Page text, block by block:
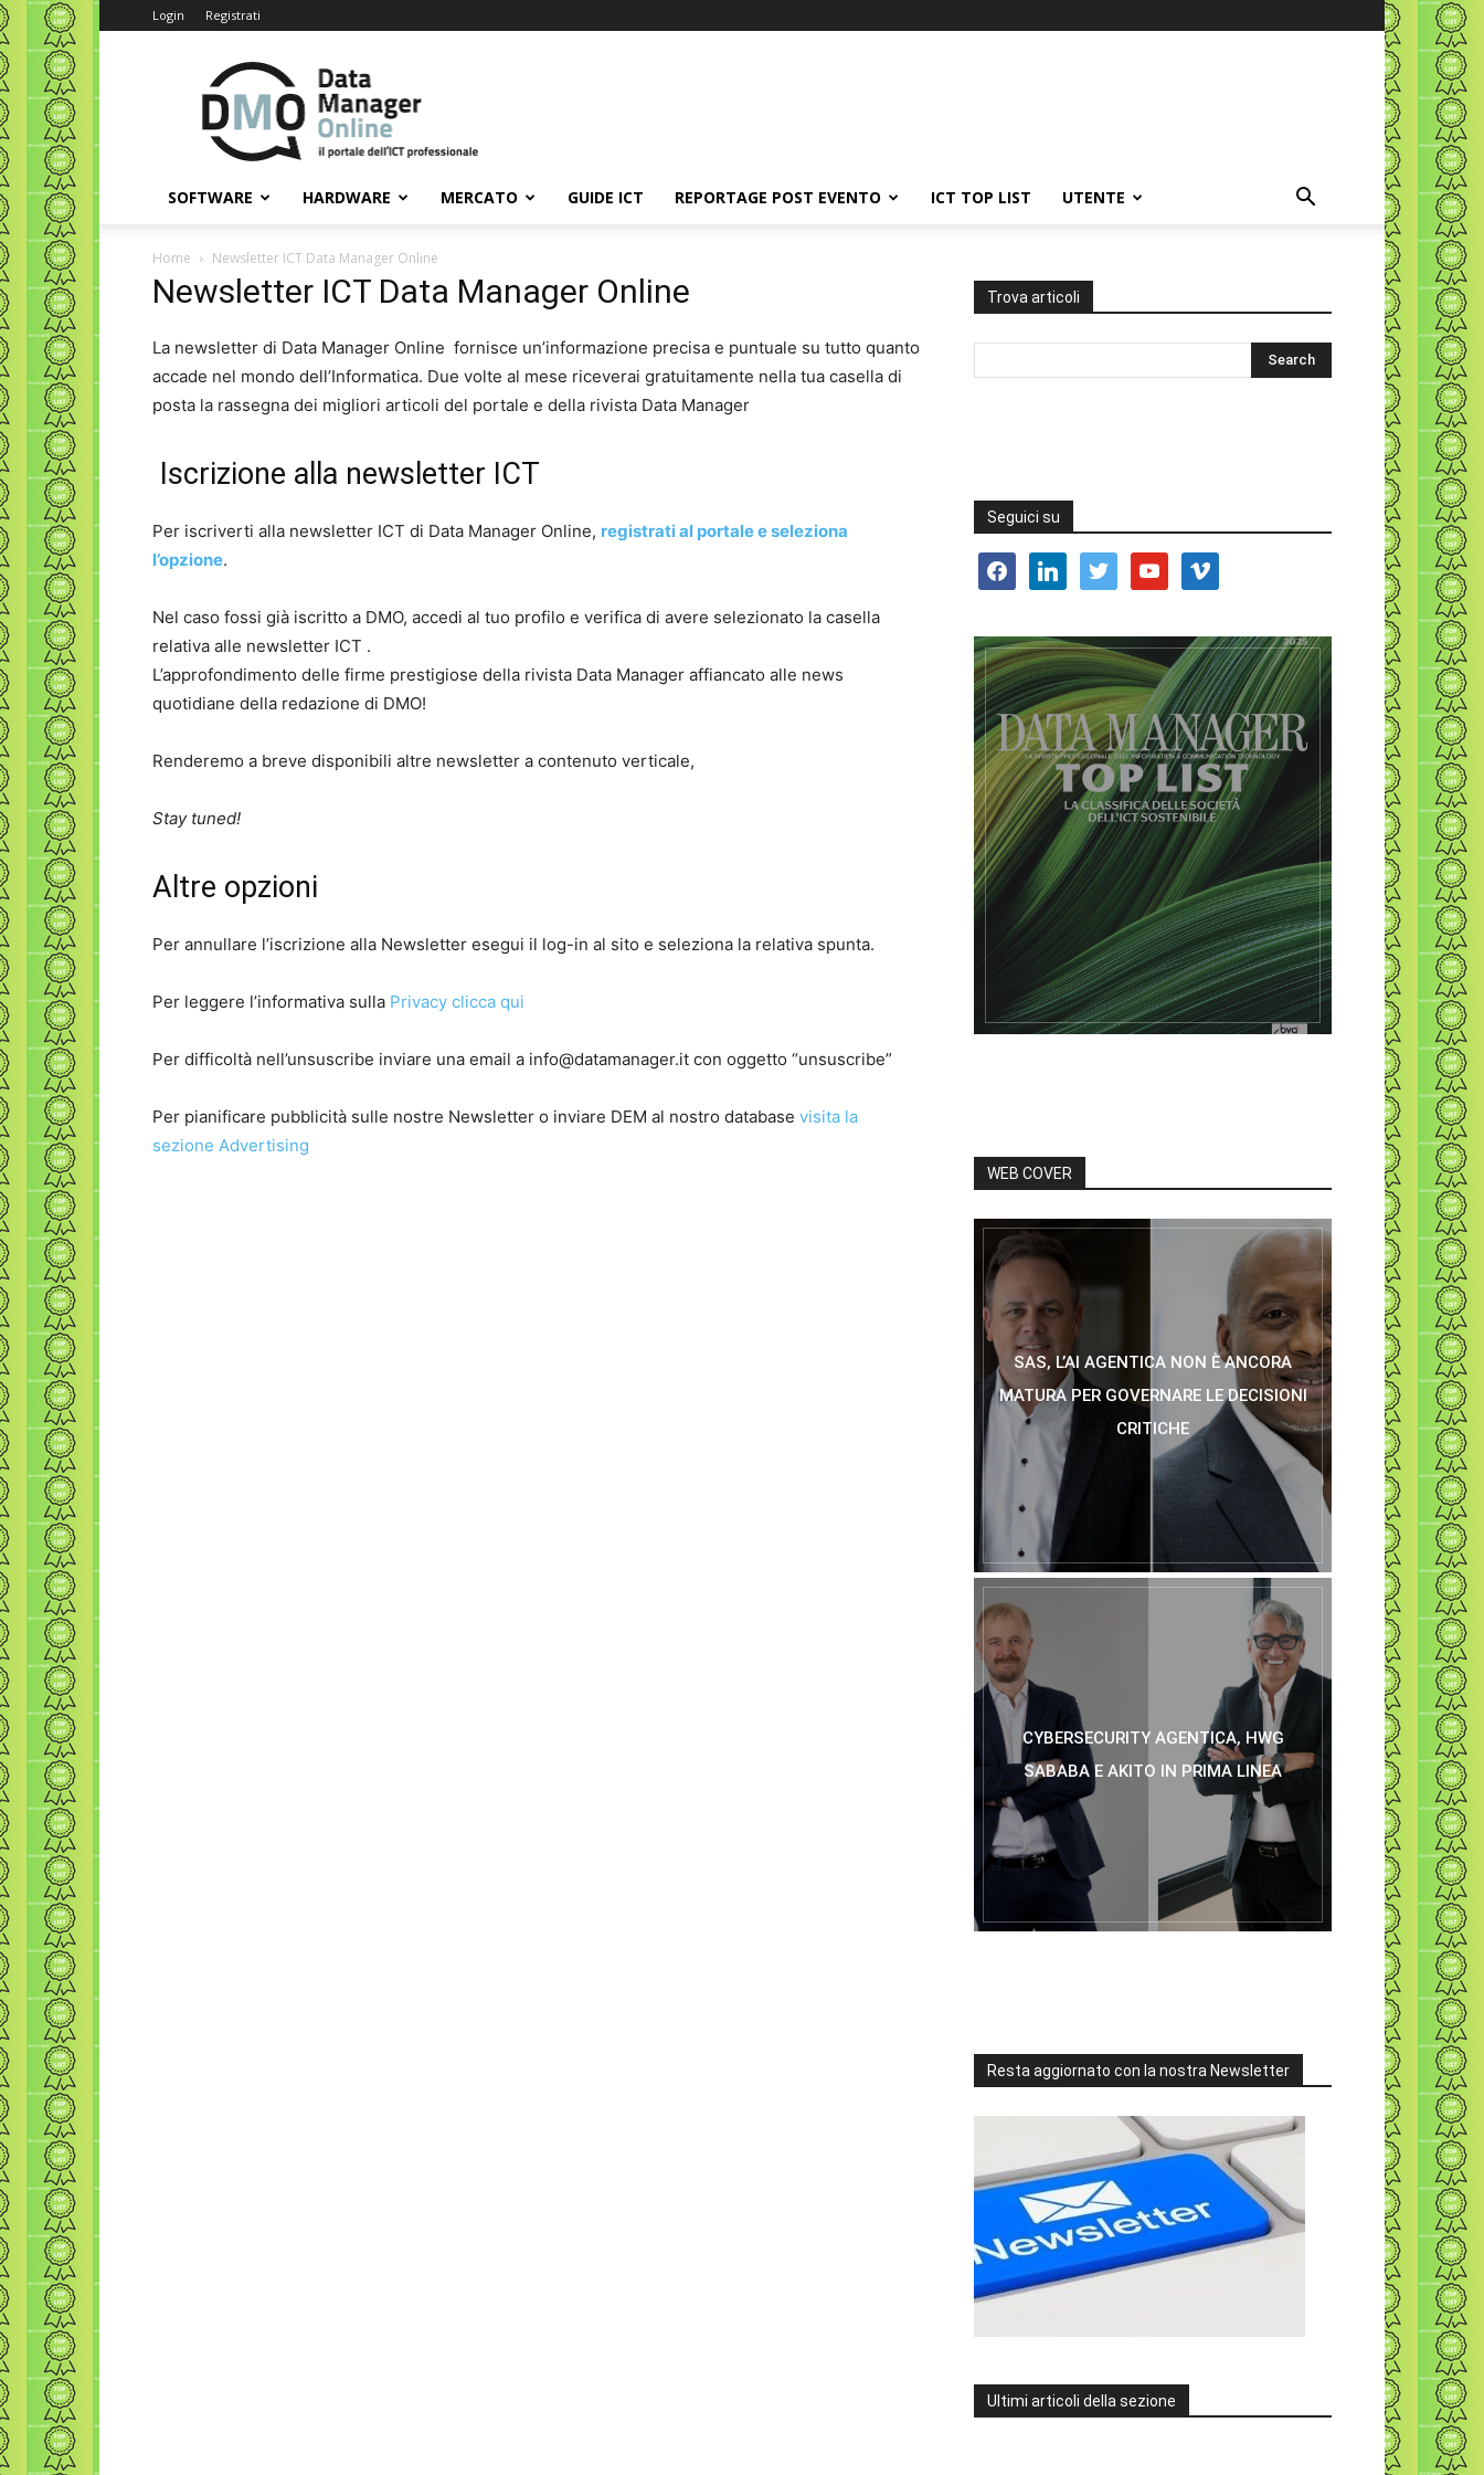
Login Registrati
Data
Manager
Online
SOFTWARE HARDWARE MERCATO GUIDE ICT REPORTAGE POST EVENTO ICT TOP LIST UTENTE
Home Newsletter ICT Data Manager Online
Newsletter ICT Data Manager Online
La newsletter di Data Manager Online fornisce un’informazione precisa e puntuale su tutto quanto
accade nel mondo dell’Informatica. Due volte al mese riceverai gratuitamente nella tua casella di
posta la rassegna dei migliori articoli del portale e della rivista Data Manager
Iscrizione alla newsletter ICT
Per iscriverti alla newsletter ICT di Data Manager Online, registrati al portale e seleziona
l’opzione.
Nel caso fossi già iscritto a DMO, accedi al tuo profilo e verifica di avere selezionato la casella
relativa alle newsletter ICT .
L’approfondimento delle firme prestigiose della rivista Data Manager affiancato alle news
quotidiane della redazione di DMO!
Renderemo a breve disponibili altre newsletter a contenuto verticale,
Stay tuned!
Altre opzioni
Per annullare l’iscrizione alla Newsletter esegui il log-in al sito e seleziona la relativa spunta.
Per leggere l’informativa sulla Privacy clicca qui
Per difficoltà nell’unsuscribe inviare una email a info@datamanager.it con oggetto “unsuscribe”
Per pianificare pubblicità sulle nostre Newsletter o inviare DEM al nostro database visita la
sezione Advertising
Trova articoli
Seguici su
facebooklinkedin twitter youtube vimeo
WEB COVER
SAS, L’AI AGENTICA NON È ANCORA
MATURA PER GOVERNARE LE DECISIONI
CRITICHE
CYBERSECURITY AGENTICA, HWG
SABABA E AKITO IN PRIMA LINEA
Resta aggiornato con la nostra Newsletter
Ultimi articoli della sezione